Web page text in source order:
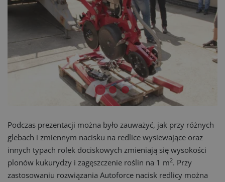
Podczas prezentacji można było zauważyć, jak przy różnych
glebach i zmiennym nacisku na redlice wysiewające oraz
innych typach rolek dociskowych zmieniają się wysokości
plonów kukurydzy i zagęszczenie roślin na 1 m2. Przy
zastosowaniu rozwiązania Autoforce nacisk redlicy można